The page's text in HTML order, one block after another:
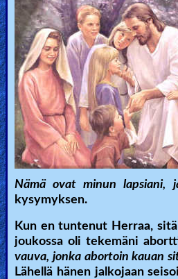
Nämä ovat minun lapsiani,
kysymyksen.
Kun en tuntenut Herraa,
joukossa oli tekemäni
vauva, jonka abortoin kauan
Lähellä hänen jalkojaan